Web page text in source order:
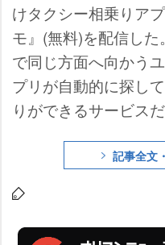
けタクシー相乗りア
モ』(無料)を配信した
で同じ方面へ向かう
プリが自動的に探し
りができるサービスだ
記事全文